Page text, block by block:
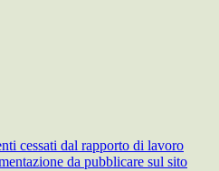
cessati dal rapporto di lavoro
da pubblicare sul sito